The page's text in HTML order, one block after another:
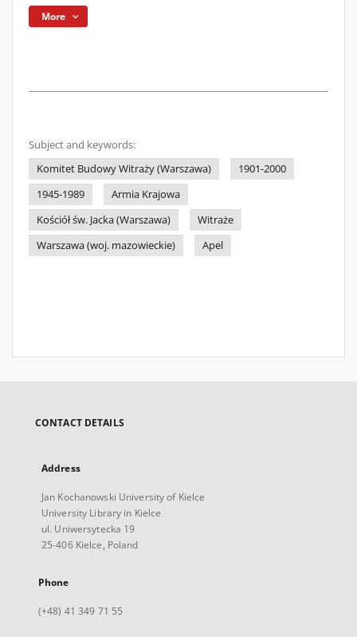
More
Subject and keywords:
Komitet Budowy Witraży (Warszawa)
1901-2000
1945-1989
Armia Krajowa
Kościół św. Jacka (Warszawa)
Witraże
Warszawa (woj. mazowieckie)
Apel
CONTACT DETAILS
Address
Jan Kochanowski University of Kielce
University Library in Kielce
ul. Uniwersytecka 19
25-406 Kielce, Poland
Phone
(+48) 41 349 71 55